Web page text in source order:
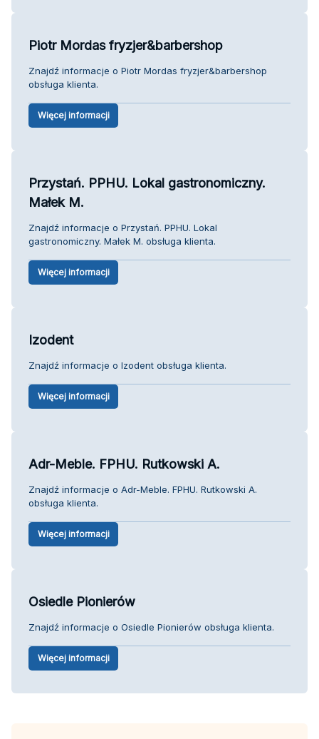
Piotr Mordas fryzjer&barbershop
Znajdź informacje o Piotr Mordas fryzjer&barbershop
obsługa klienta.
Więcej informacji
Przystań. PPHU. Lokal gastronomiczny.
Małek M.
Znajdź informacje o Przystań. PPHU. Lokal
gastronomiczny. Małek M. obsługa klienta.
Więcej informacji
Izodent
Znajdź informacje o Izodent obsługa klienta.
Więcej informacji
Adr-Meble. FPHU. Rutkowski A.
Znajdź informacje o Adr-Meble. FPHU. Rutkowski A.
obsługa klienta.
Więcej informacji
Osiedle Pionierów
Znajdź informacje o Osiedle Pionierów obsługa klienta.
Więcej informacji